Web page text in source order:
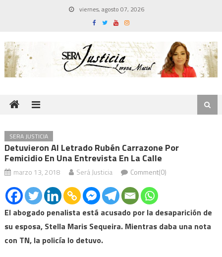
viernes, agosto 07, 2026
SERA JUSTICIA
Detuvieron Al Letrado Rubén Carrazone Por
Femicidio En Una Entrevista En La Calle
marzo 13, 2018 Será Justicia Comment(0)
El abogado penalista está acusado por la desaparición de
su esposa, Stella Maris Sequeira. Mientras daba una nota
con TN, la policía lo detuvo.